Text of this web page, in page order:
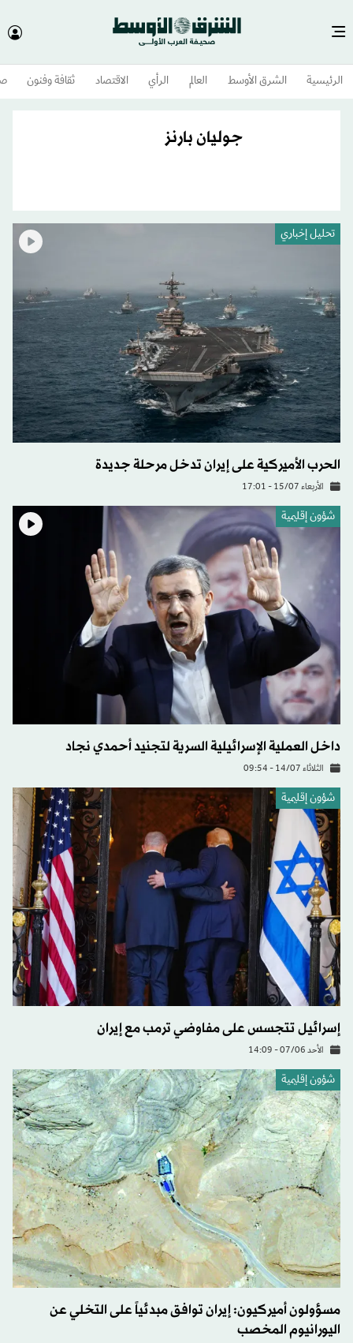
الرئيسية الشرق الأوسط​ العالم الرأي الاقتصاد ثقافة وفنون
جوليان بارنز
تحليل إخباري
الحرب الأميركية على إيران تدخل مرحلة جديدة
الأربعاء 15/07 - 17:01
شؤون إقليمية
داخل العملية الإسرائيلية السرية لتجنيد أحمدي نجاد
الثلاثاء 14/07 - 09:54
شؤون إقليمية
إسرائيل تتجسس على مفاوضي ترمب مع إيران
الأحد 07/06 - 14:09
شؤون إقليمية
مسؤولون أميركيون: إيران توافق مبدئياً على التخلي عن
اليورانيوم المخصب